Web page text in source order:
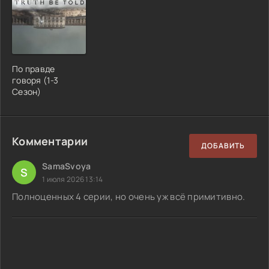
По правде
говоря (1-3
Сезон)
Комментарии ДОБАВИТЬ
S SamaSvoya
1 июля 2026 13:14
Полноценных 4 серии, но очень уж всё примитивно.